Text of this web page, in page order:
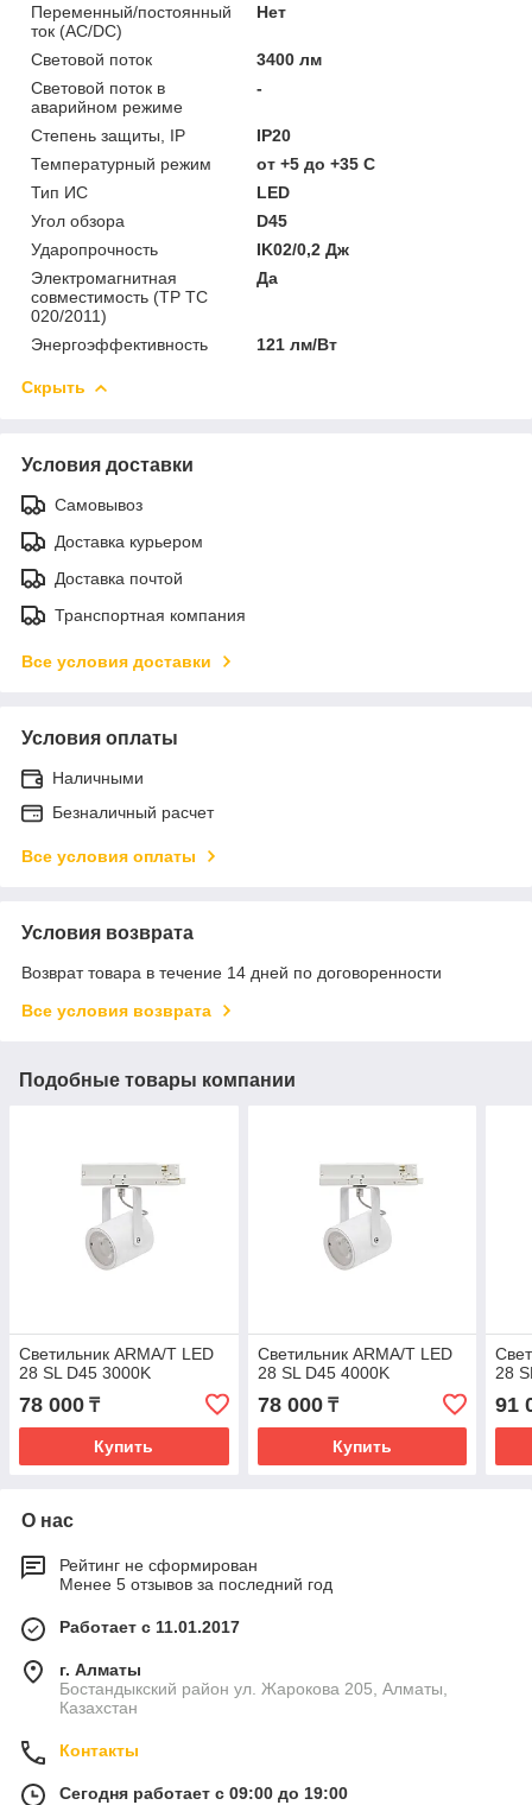
Переменный/постоянный
ток (AC/DC)
Нет
Световой поток
3400 лм
Световой поток в
аварийном режиме
-
Степень защиты, IP
IP20
Температурный режим
от +5 до +35 C
Тип ИС
LED
Угол обзора
D45
Ударопрочность
IK02/0,2 Дж
Электромагнитная
совместимость (ТР ТС
020/2011)
Да
Энергоэффективность 121 лм/Вт
Скрыть
Условия доставки
Самовывоз
Доставка курьером
Доставка почтой
Транспортная компания
Все условия доставки
Условия оплаты
Наличными
Безналичный расчет
Все условия оплаты
Условия возврата
Возврат товара в течение 14 дней по договоренности
Все условия возврата
Подобные товары компании
Светильник ARMA/T LED
28 SL D45 3000K
78 000 ₸
Купить
Светильник ARMA/T LED
28 SL D45 4000K
78 000₸
Купить
28
91
О нас
Рейтинг не сформирован
Менее 5 отзывов за последний год
Работает с 11.01.2017
г. Алматы
Бостандыкский район ул. Жарокова 205, Алматы,
Казахстан
Контакты
Сегодня работает с 09:00 до 19:00